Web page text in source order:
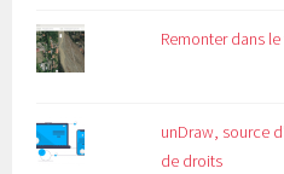
Remonter dans
unDraw, source
de droits